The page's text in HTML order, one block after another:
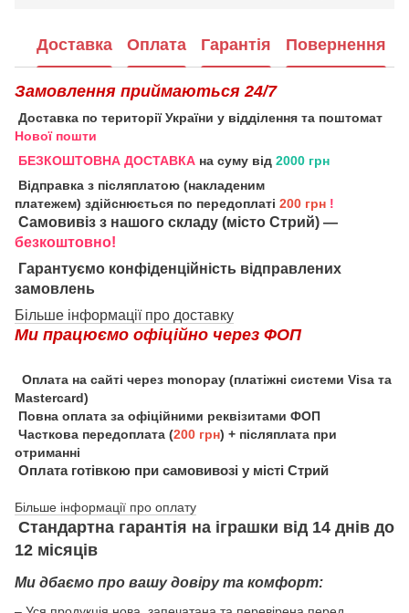
Доставка Оплата Гарантія Повернення
Замовлення приймаються 24/7
Доставка по території України у відділення та поштомат
Нової пошти
БЕЗКОШТОВНА ДОСТАВКА на суму від 2000 грн
Відправка з післяплатою (накладеним
платежем) здійснюється по передоплаті 200 грн !
Самовивіз з нашого складу (місто Стрий) —
безкоштовно!
Гарантуємо конфіденційність відправлених
замовлень
Більше інформації про доставку
Ми працюємо офіційно через ФОП
Оплата на сайті через monopay (платіжні системи Visa та
Mastercard)
Повна оплата за офіційними реквізитами ФОП
Часткова передоплата (200 грн) + післяплата при
отриманні
Оплата готівкою при самовивозі у місті Стрий
Більше інформації про оплату
Стандартна гарантія на іграшки від 14 днів до
12 місяців
Ми дбаємо про вашу довіру та комфорт: